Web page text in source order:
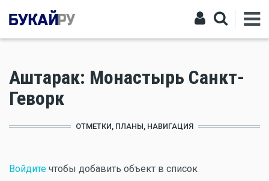
Аштарак: Монастырь Санкт-
Геворк
ОТМЕТКИ, ПЛАНЫ, НАВИГАЦИЯ
Войдите чтобы добавить объект в список